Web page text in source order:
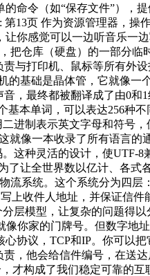
命令（如“保存文件”），
13页 作为资源管理器，操
你感觉可以一边听音乐一
把仓库（硬盘）的一部分临
与打印机、鼠标等所有外
的基础是晶体管，它就像一
，最终都被翻译成了由0和
本单词，可以表达256种不
进制表示英文字母和符号
像一本收录了所有语言的
这种灵活的设计，使UTF-8
了让全世界数以亿计、各式
系统。这个系统分为四层
收件人地址，并保证信件
层模型，让复杂的问题得
像你家的门牌号。但数字地
协议，TCP和IP。你可以
，他会给信件编号，在送
才构成了我们稳定可靠的互